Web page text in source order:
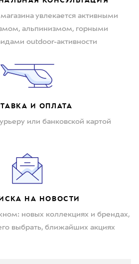
увлекается активными
альпинизмом, горными
outdoor-активности
И ОПЛАТА
или банковской картой
НА НОВОСТИ
новых коллекциях и брендах,
выбрать, ближайших акциях